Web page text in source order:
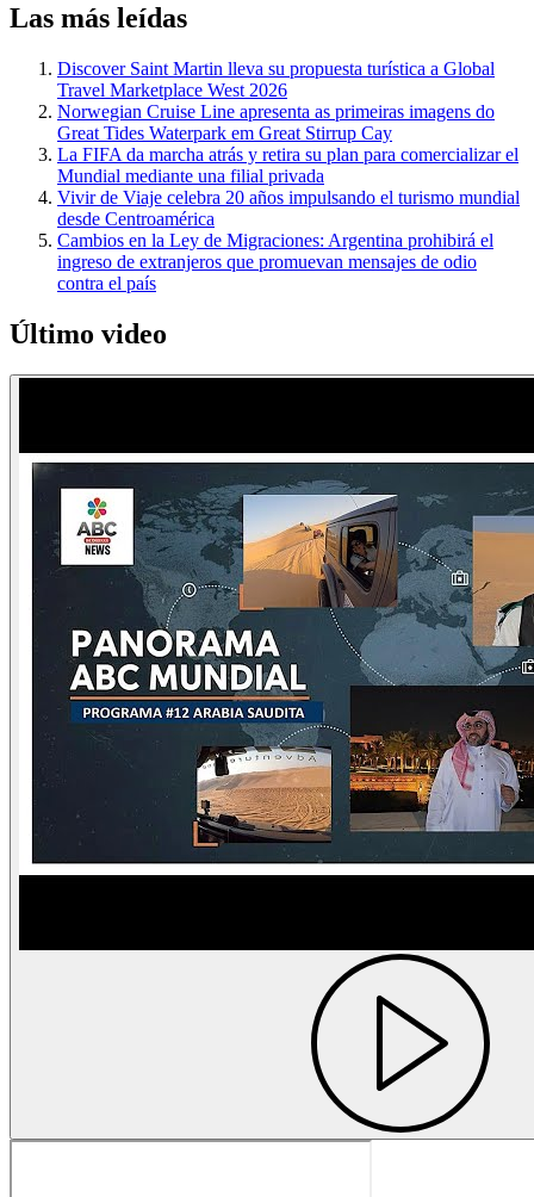
Las más leídas
Discover Saint Martin lleva su propuesta turística a Global
Travel Marketplace West 2026
Norwegian Cruise Line apresenta as primeiras imagens do
Great Tides Waterpark em Great Stirrup Cay
La FIFA da marcha atrás y retira su plan para comercializar el
Mundial mediante una filial privada
Vivir de Viaje celebra 20 años impulsando el turismo mundial
desde Centroamérica
Cambios en la Ley de Migraciones: Argentina prohibirá el
ingreso de extranjeros que promuevan mensajes de odio
contra el país
Último video